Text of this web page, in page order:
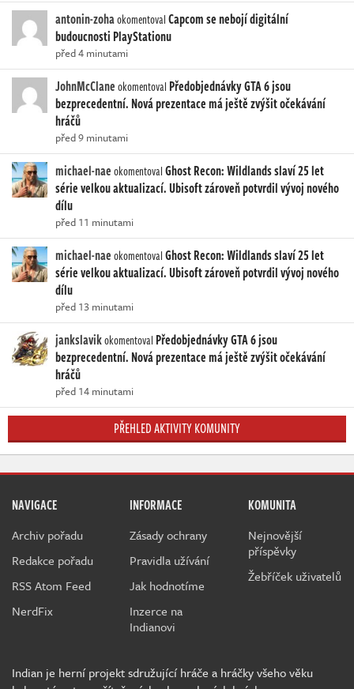
antonin-zohaokomentovalCapcom se nebojí digitální
budoucnosti PlayStationu
před 4 minutami
JohnMcClaneokomentoval Předobjednávky GTA 6 jsou
bezprecedentní. Nová prezentace má ještě zvýšit očekávání
hráčů
před 9 minutami
michael-naeokomentovalGhost Recon: Wildlands slaví 25 let
série velkou aktualizací. Ubisoft zároveň potvrdil vývoj nového
dílu
před 11 minutami
michael-naeokomentovalGhost Recon: Wildlands slaví 25 let
série velkou aktualizací. Ubisoft zároveň potvrdil vývoj nového
dílu
před 13 minutami
jankslavikokomentoval Předobjednávky GTA 6 jsou
bezprecedentní. Nová prezentace má ještě zvýšit očekávání
hráčů
před 14 minutami
PŘEHLED AKTIVITY KOMUNITY
NAVIGACE
Archiv pořadu
Redakce pořadu
RSS Atom Feed
NerdFix
INFORMACE
Zásady ochrany
Pravidla užívání
Jak hodnotíme
Inzerce na
Indianovi
KOMUNITA
Nejnovější
příspěvky
Žebříček uživatelů
Indian je herní projekt sdružující hráče a hráčky všeho věku